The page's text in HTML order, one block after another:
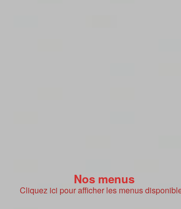
Nos menus
Cliquez ici pour afficher les menus